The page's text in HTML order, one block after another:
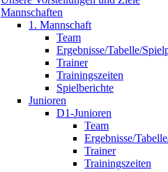
Mannschaften
1. Mannschaft
Team
Ergebnisse/Tabelle/
Trainer
Trainingszeiten
Spielberichte
Junioren
D1-Junioren
Team
Ergebnisse/
Trainer
Trainingszeiten